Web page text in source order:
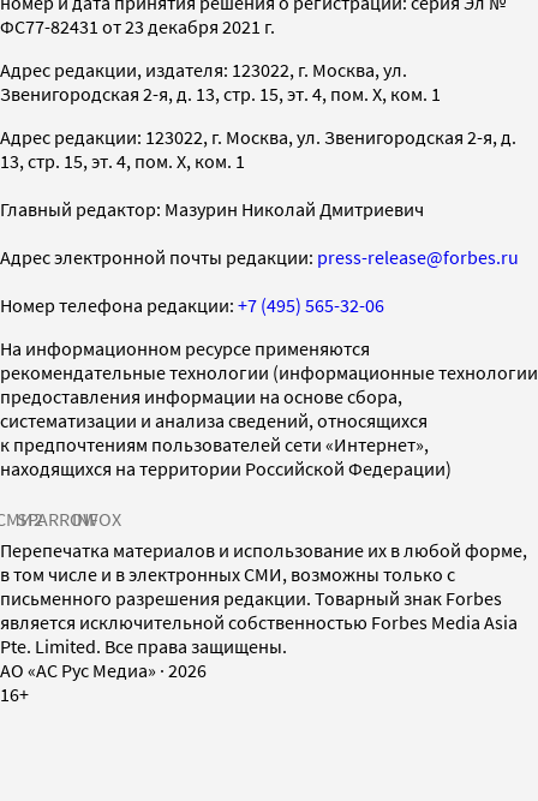
ФС77-82431 от 23 декабря 2021 г.
Адрес редакции, издателя: 123022, г. Москва, ул.
Звенигородская 2-я, д. 13, стр. 15, эт. 4, пом. X, ком. 1
Адрес редакции: 123022, г. Москва, ул. Звенигородская 2-я, д.
13, стр. 15, эт. 4, пом. X, ком. 1
Главный редактор: Мазурин Николай Дмитриевич
Адрес электронной почты редакции: press-release@forbes.ru
Номер телефона редакции: +7 (495) 565-32-06
На информационном ресурсе применяются
рекомендательные технологии (информационные технологии
предоставления информации на основе сбора,
систематизации и анализа сведений, относящихся
к предпочтениям пользователей сети «Интернет»,
находящихся на территории Российской Федерации)
SPARROWINFOX
Перепечатка материалов и использование их в любой форме,
в том числе и в электронных СМИ, возможны только с
письменного разрешения редакции. Товарный знак Forbes
является исключительной собственностью Forbes Media Asia
Pte. Limited. Все права защищены.
AO «АС Рус Медиа» · 2026
16+